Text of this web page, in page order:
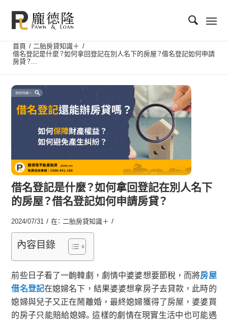
首頁 / 二胎房貸知識＋ /
借名登記是什麼？如何拿回登記在別人名下的房屋？借名登記如何申請
房貸？...
借名登記是什麼？如何拿回登記在別人名下
的房屋？借名登記如何申請房貸？
2024/07/31 / 在： 二胎房貸知識＋ /
內容目錄
前些日子看了一齣韓劇，劇情中婆婆想要節稅，而將房屋
借名登記在媳婦名下，結果婆婆想拿房子去貸款，此時的
媳婦與兒子又正在鬧離婚，最終媳婦獲得了房屋，婆婆買
的房子只能賠給媳婦。這樣的劇情在現實生活中也可能遇